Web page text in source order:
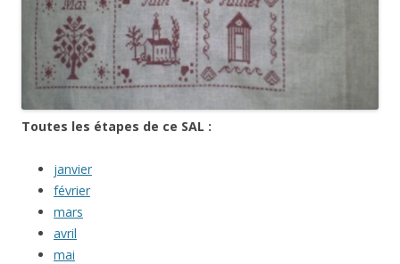
Toutes les étapes de ce SAL :
janvier
février
mars
avril
mai